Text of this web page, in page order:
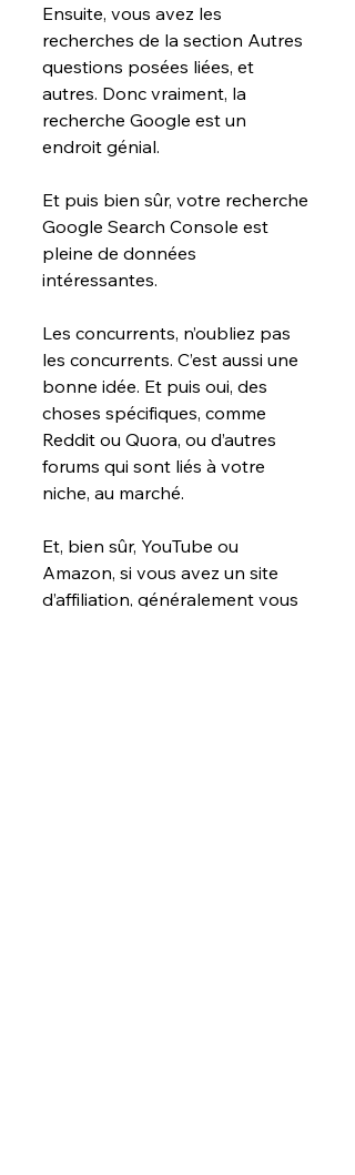
Ensuite, vous avez les
recherches de la section Autres
questions posées liées, et
autres. Donc vraiment, la
recherche Google est un
endroit génial.
Et puis bien sûr, votre recherche
Google Search Console est
pleine de données
intéressantes.
Les concurrents, n’oubliez pas
les concurrents. C’est aussi une
bonne idée. Et puis oui, des
choses spécifiques, comme
Reddit ou Quora, ou d’autres
forums qui sont liés à votre
niche, au marché.
Et, bien sûr, YouTube ou
Amazon, si vous avez un site
d’affiliation, généralement vous